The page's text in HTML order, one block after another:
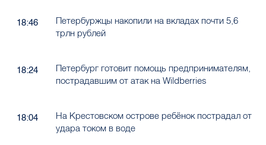
18:46
Петербуржцы накопили на вкладах почти 5,6
трлн рублей
18:24
Петербург готовит помощь предпринимателям,
пострадавшим от атак на Wildberries
18:04
На Крестовском острове ребёнок пострадал от
удара током в воде